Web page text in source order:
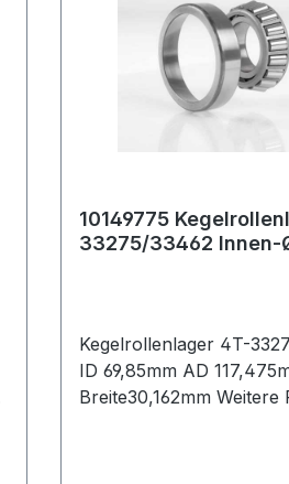
10149775
33275/33462 Innen-
Kegelrollenlager 4T-
ID 69,85mm AD
Breite30,162mm Weitere Produkte